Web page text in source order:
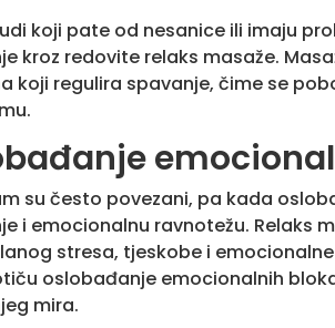
koji pate od nesanice ili imaju
kroz redovite relaks masaže.
koji regulira spavanje, čime se
su često povezani, pa kada
i emocionalnu ravnotežu. Relaks
stresa, tjeskobe i
oslobađanje emocionalnih
mira.